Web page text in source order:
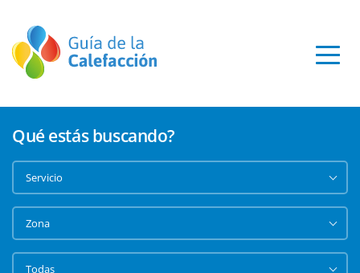
Qué estás buscando?